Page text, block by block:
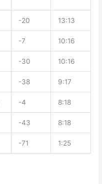
-20 13:13
-7 10:16
-30 10:16
-38 9:17
-4 8:18
-43 8:18
-71 1:25